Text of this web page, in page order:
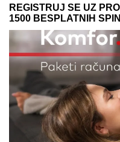
REGISTRUJ SE UZ
1500 BESPLATNIH